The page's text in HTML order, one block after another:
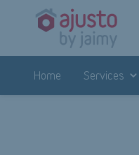
Home Services